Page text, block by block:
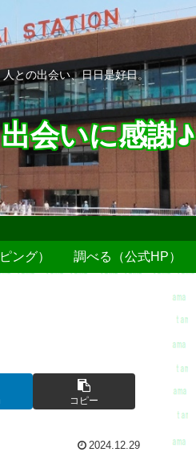
との出会い、日日是好日。
会いに感謝♪
ング） 調べる（公式HP）
コピー
2024.12.29